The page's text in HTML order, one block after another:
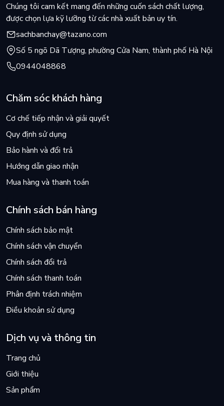
Chúng tôi cam kết mang đến những cuốn sách chất lượng,
được chọn lựa kỹ lưỡng từ các nhà xuất bản uy tín.
sachbanchay@tazano.com
Số 5 ngõ Dã Tượng, phường Cửa Nam, thành phố Hà Nội
0944048868
Chăm sóc khách hàng
Cơ chế tiếp nhận và giải quyết
Quy định sử dụng
Bảo hành và đổi trả
Hướng dẫn giao nhận
Mua hàng và thanh toán
Chính sách bán hàng
Chính sách bảo mật
Chính sách vận chuyển
Chính sách đổi trả
Chính sách thanh toán
Phân định trách nhiệm
Điều khoản sử dụng
Dịch vụ và thông tin
Trang chủ
Giới thiệu
Sản phẩm